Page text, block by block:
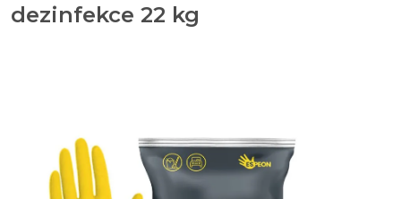
dezinfekce 22 kg